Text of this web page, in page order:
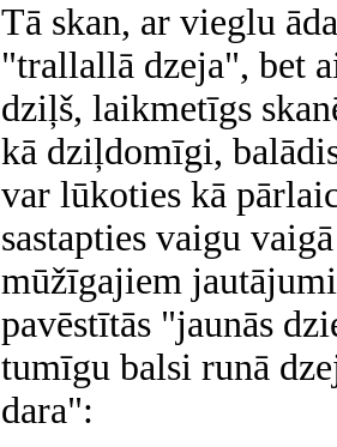
Tā skan, ar vieglu
"trallallā dzeja", bet
dziļš, laikmetīgs
kā dziļdomīgi,
var lūkoties kā
sastapties vaigu
mūžīgajiem
pavēstītās "jaunās
tumīgu balsi runā
dara":